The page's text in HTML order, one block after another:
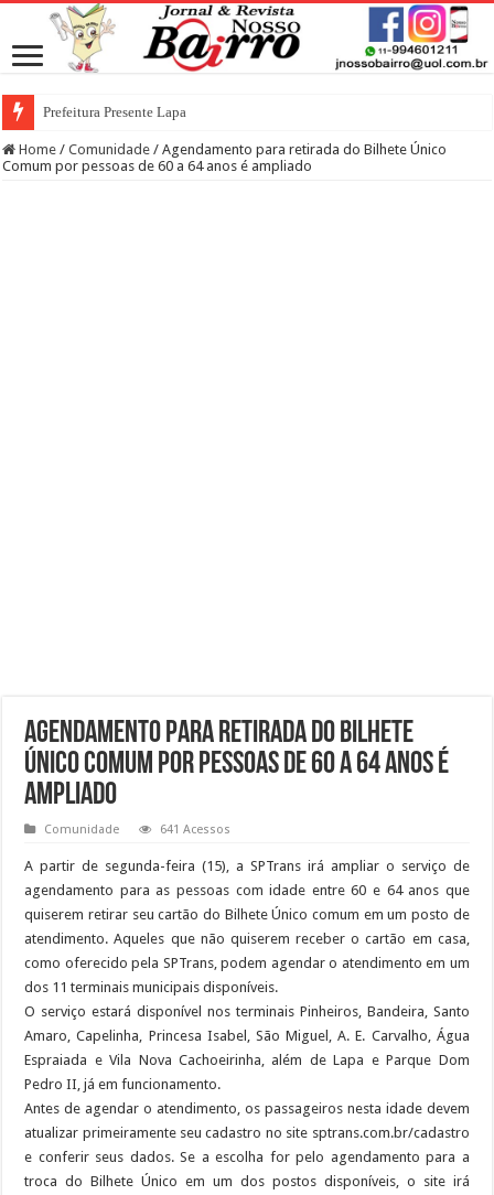
Prefeitura Presente Lapa
Home / Comunidade / Agendamento para retirada do Bilhete Único
Comum por pessoas de 60 a 64 anos é ampliado
Agendamento para retirada do Bilhete
Único Comum por pessoas de 60 a 64 anos é
ampliado
Comunidade 641 Acessos
A partir de segunda-feira (15), a SPTrans irá ampliar o serviço de
agendamento para as pessoas com idade entre 60 e 64 anos que
quiserem retirar seu cartão do Bilhete Único comum em um posto de
atendimento. Aqueles que não quiserem receber o cartão em casa,
como oferecido pela SPTrans, podem agendar o atendimento em um
dos 11 terminais municipais disponíveis.
O serviço estará disponível nos terminais Pinheiros, Bandeira, Santo
Amaro, Capelinha, Princesa Isabel, São Miguel, A. E. Carvalho, Água
Espraiada e Vila Nova Cachoeirinha, além de Lapa e Parque Dom
Pedro II, já em funcionamento.
Antes de agendar o atendimento, os passageiros nesta idade devem
atualizar primeiramente seu cadastro no site sptrans.com.br/cadastro
e conferir seus dados. Se a escolha for pelo agendamento para a
troca do Bilhete Único em um dos postos disponíveis, o site irá